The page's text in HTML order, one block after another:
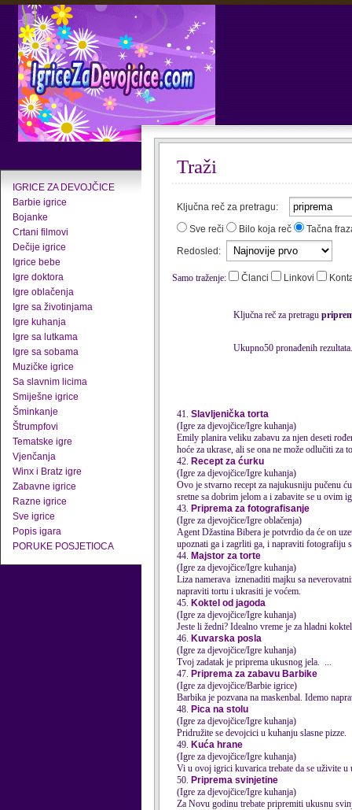
IGRICE ZA DEVOJČICE
Barbie igrice
Bojanke
Crtani filmovi
Dečije igrice
Igrice bebe
Igre doktora
Igre oblačenja
Igre sa životinjama
Igre kuhanja
Igre sa lutkama
Igre sa sobama
Muzičke igrice
Sa slavnim licima
Smiješne igrice
Šminkanje
Štrumpfovi
Tematske igre
Vjenčanja
Winx i Bratz igre
Zabavne igrice
Razne igrice
Sve igrice
Popis igara
PORUKE POSJETIOCA
Traži
Ključna reč za pretragu:
Sve reči
Bilo koja reč
Tačna
Redosled:
Samo traženje: Članci Linkovi
Ključna reč za pretragu
Ukupno50 pronađenih rezultata.
41. Slavljenička torta
(Igre za djevojčice/Igre kuhanja)
Emily planira veliku zabavu za njen deseti
hoće za ukrase, ali se ona ne može odlučiti za
42. Recept za ćurku
(Igre za djevojčice/Igre kuhanja)
Ovo je stvarno recept za najukusniju pučenu
sretne sa dobrim jelom a i zabavite se u ovim
43. Priprema za fotografisanje
(Igre za djevojčice/Igre oblačenja)
Agent Džastina Bibera je potvrdio da će on
upoznati ga i zagrliti ga, i napraviti fotografiju
44. Majstor za torte
(Igre za djevojčice/Igre kuhanja)
Liza namerava iznenaditi majku sa
napraviti tortu i ukrasiti je voćem.
45. Koktel od jagoda
(Igre za djevojčice/Igre kuhanja)
Jeste li žedni? Idealno vreme je za hladni
46. Kuvarska posla
(Igre za djevojčice/Igre kuhanja)
Tvoj zadatak je priprema ukusnog jela. ...
47. Priprema za zabavu Barbike
(Igre za djevojčice/Barbie igrice)
Barbika je pozvana na maskenbal. Idemo
48. Pica na stolu
(Igre za djevojčice/Igre kuhanja)
Pridružite se devojcici u kuhanju slasne pizze.
49. Kuća hrane
(Igre za djevojčice/Igre kuhanja)
Vi u ovoj igrici kuvarica trebate da se uživite
50. Priprema svinjetine
(Igre za djevojčice/Igre kuhanja)
Za Novu godinu trebate pripremiti ukusnu